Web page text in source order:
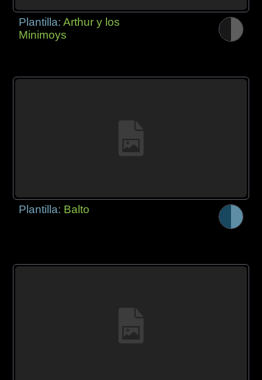
Plantilla:Arthur y los
Minimoys
Plantilla: Balto